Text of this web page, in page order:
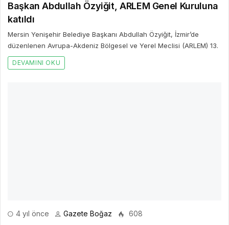
Başkan Abdullah Özyiğit, ARLEM Genel Kuruluna
katıldı
Mersin Yenişehir Belediye Başkanı Abdullah Özyiğit, İzmir’de
düzenlenen Avrupa-Akdeniz Bölgesel ve Yerel Meclisi (ARLEM) 13.
DEVAMINI OKU
4 yıl önce Gazete Boğaz 608